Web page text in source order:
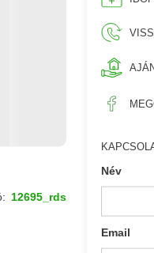
Név
Email
12695_rds